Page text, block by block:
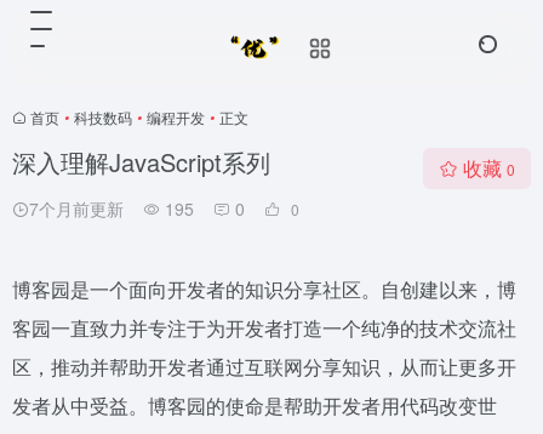
首页 • 科技数码 • 编程开发 • 正文
深入理解JavaScript系列
7个月前更新 195 0 0
收藏 0
博客园是一个面向开发者的知识分享社区。自创建以来，博
客园一直致力并专注于为开发者打造一个纯净的技术交流社
区，推动并帮助开发者通过互联网分享知识，从而让更多开
发者从中受益。博客园的使命是帮助开发者用代码改变世